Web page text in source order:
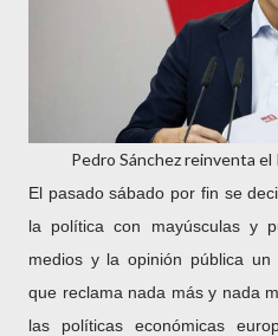
Pedro Sánchez reinventa el
El pasado sábado por fin se
la política con mayúsculas y
medios y la opinión pública
que reclama nada más y nada
las políticas económicas